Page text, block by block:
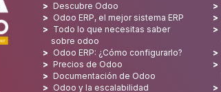
Descubre Odoo
Odoo ERP, el mejor sistema ERP
Todo lo que necesitas saber
sobre odoo
Odoo ERP: ¿Cómo configurarlo?
Precios de Odoo
Documentación de Odoo
Odoo y la escalabilidad